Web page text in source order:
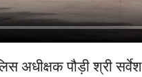
अधीक्षक पौड़ी श्री